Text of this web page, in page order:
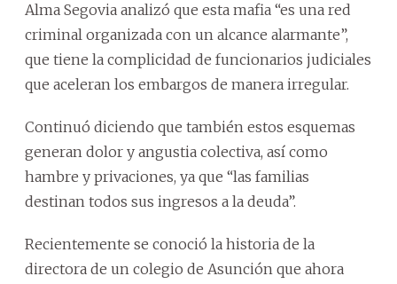
Alma Segovia analizó que esta mafia “es una red
criminal organizada con un alcance alarmante”,
que tiene la complicidad de funcionarios judiciales
que aceleran los embargos de manera irregular.
Continuó diciendo que también estos esquemas
generan dolor y angustia colectiva, así como
hambre y privaciones, ya que “las familias
destinan todos sus ingresos a la deuda”.
Recientemente se conoció la historia de la
directora de un colegio de Asunción que ahora